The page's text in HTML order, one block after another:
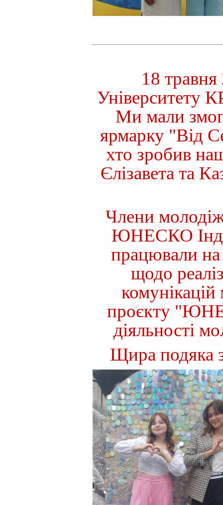
18
Університету
Ми мали
ярмарку "Від
хто зробив
Єлізавета та
Члени
ЮНЕСКО
працювали на
щодо
комунікацій
проєкту "
діяльності
Щира подяка